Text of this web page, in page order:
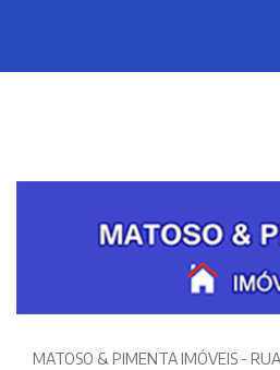
MATOSO & PIMENTA IMÓVEIS -